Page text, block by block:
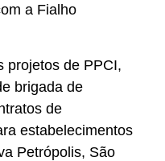
a Fialho
projetos de PPCI,
brigada de
de
estabelecimentos
Petrópolis, São